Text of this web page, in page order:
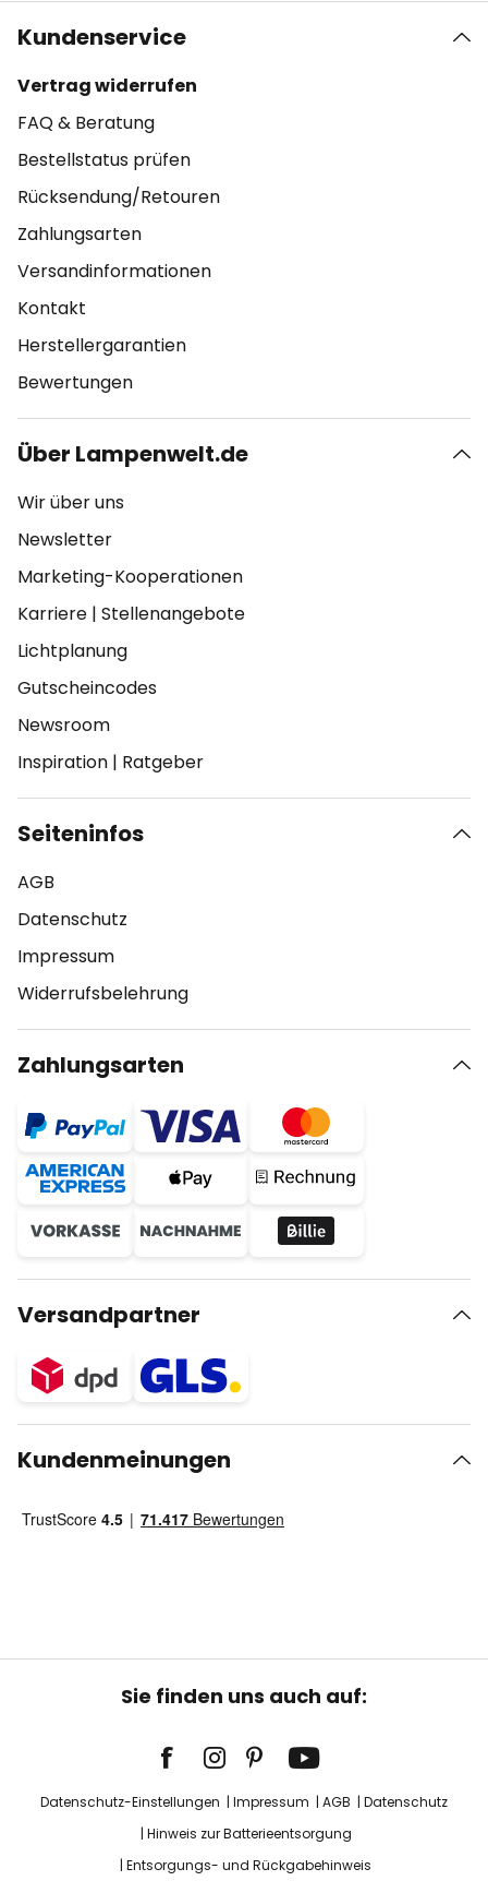
Kundenservice
Vertrag widerrufen
FAQ & Beratung
Bestellstatus prüfen
Rücksendung/Retouren
Zahlungsarten
Versandinformationen
Kontakt
Herstellergarantien
Bewertungen
Über Lampenwelt.de
Wir über uns
Newsletter
Marketing-Kooperationen
Karriere | Stellenangebote
Lichtplanung
Gutscheincodes
Newsroom
Inspiration | Ratgeber
Seiteninfos
AGB
Datenschutz
Impressum
Widerrufsbelehrung
Zahlungsarten
Versandpartner
Kundenmeinungen
Sie finden uns auch auf:
Datenschutz-Einstellungen Impressum AGB
Datenschutz
Hinweis zur Batterieentsorgung
Entsorgungs- und Rückgabehinweis